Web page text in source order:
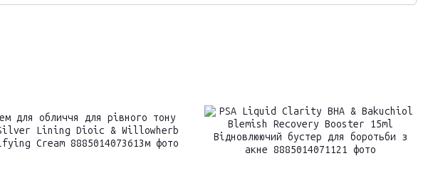
підібрати повну систему догляду
подразників, алергенів
- кожен продукт - це клінічно протестовані і схвалені
яких дотримується компанія - продукція має сертифікат PETA (не